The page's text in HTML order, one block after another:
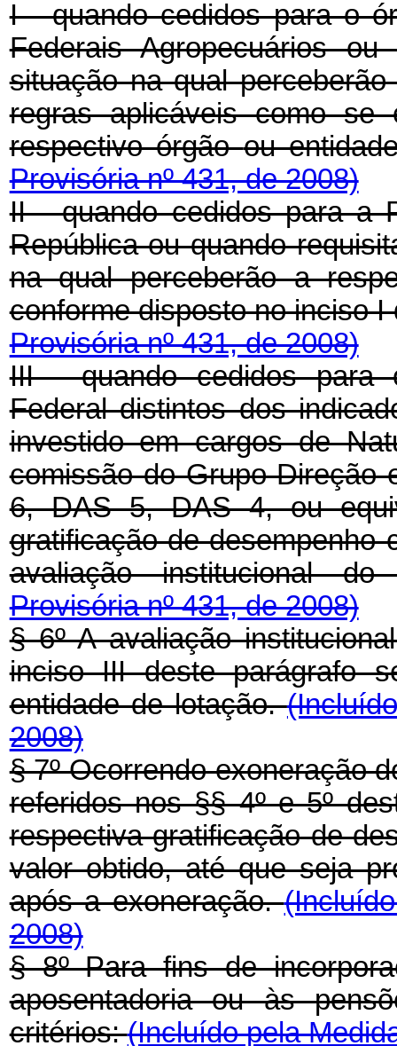
I - quando cedidos para o
Federais Agropecuários
situação na qual
regras aplicáveis como se
respectivo órgãoou
Provisória nº 431, de 2008)
II - quando cedidos para a
República ou quando
na qual perceberão a
conforme disposto no inciso
Provisória nº 431, de 2008)
III - quando cedidos para
Federal distintos dos
investido em cargos de
comissão do Grupo-Direção
6, DAS 5, DAS 4, ou
gratificação de desempenho
avaliação institucional
Provisória nº 431, de 2008)
§ 6º A avaliação
inciso III deste parágrafo
entidade de lotação.
2008)
§ 7º Ocorrendo exoneração
referidos nos §§ 4º e 5º
respectiva gratificação de
valor obtido, até que seja
após a exoneração.
2008)
§ 8º Para fins de
aposentadoria ou às
critérios:(Incluído pela